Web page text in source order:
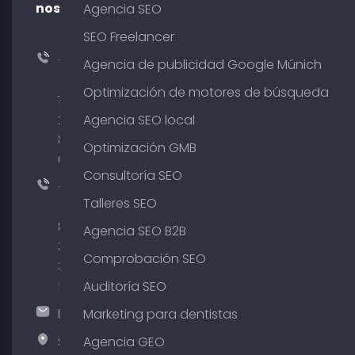
nosotros
+49
176
204
801
64
+49
89
380
375
hallo@timospecht.de
Specht
Agencia SEO
SEO Freelancer
Agencia de publicidad Google Múnich
Optimización de motores de búsqueda
Agencia SEO local
Optimización GMB
Consultoría SEO
Talleres SEO
Agencia SEO B2B
Comprobación SEO
Auditoría SEO
Marketing para dentistas
Agencia GEO